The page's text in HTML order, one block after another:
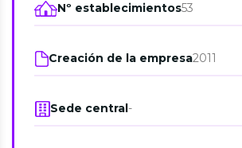
Nº establecimientos53
Creación de la empresa2011
Sede central-